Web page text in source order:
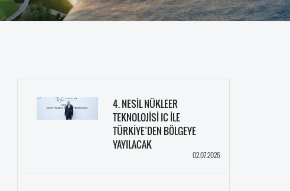
4. NESİL NÜKLEER
TEKNOLOJİSİ IC İLE
TÜRKİYE’DEN BÖLGEYE
YAYILACAK
02.07.2026